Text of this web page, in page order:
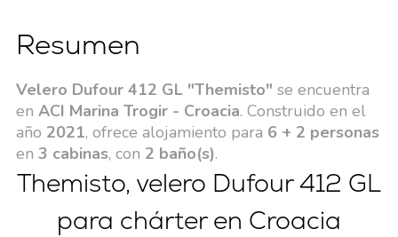
Resumen
Velero Dufour 412 GL "Themisto" se encuentra
en ACI Marina Trogir - Croacia. Construido en el
año 2021, ofrece alojamiento para 6 + 2 personas
en 3 cabinas, con 2 baño(s).
Themisto, velero Dufour 412 GL
para chárter en Croacia